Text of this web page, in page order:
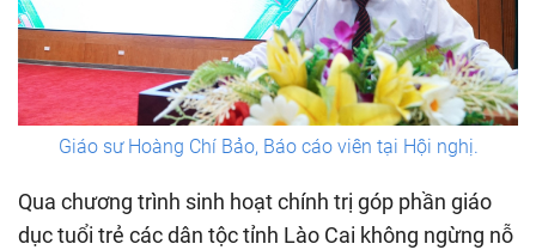
Giáo sư Hoàng Chí Bảo, Báo cáo viên tại Hội nghị.
Qua chương trình sinh hoạt chính trị góp phần giáo
dục tuổi trẻ các dân tộc tỉnh Lào Cai không ngừng nỗ